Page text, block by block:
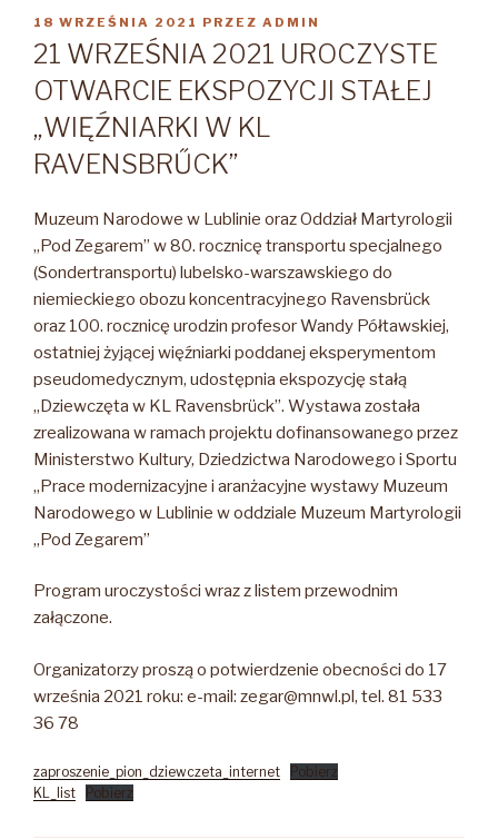
OPUBLIKOWANE
W
18 WRZEŚNIA 2021 PRZEZ ADMIN
21 WRZEŚNIA 2021 UROCZYSTE
OTWARCIE EKSPOZYCJI STAŁEJ
„WIĘŹNIARKI W KL
RAVENSBRŰCK”
Muzeum Narodowe w Lublinie oraz Oddział Martyrologii
„Pod Zegarem” w 80. rocznicę transportu specjalnego
(Sondertransportu) lubelsko-warszawskiego do
niemieckiego obozu koncentracyjnego Ravensbrück
oraz 100. rocznicę urodzin profesor Wandy Półtawskiej,
ostatniej żyjącej więźniarki poddanej eksperymentom
pseudomedycznym, udostępnia ekspozycję stałą
„Dziewczęta w KL Ravensbrück”. Wystawa została
zrealizowana w ramach projektu dofinansowanego przez
Ministerstwo Kultury, Dziedzictwa Narodowego i Sportu
„Prace modernizacyjne i aranżacyjne wystawy Muzeum
Narodowego w Lublinie w oddziale Muzeum Martyrologii
„Pod Zegarem”
Program uroczystości wraz z listem przewodnim
załączone.
Organizatorzy proszą o potwierdzenie obecności do 17
września 2021 roku: e-mail: zegar@mnwl.pl, tel. 81 533
36 78
zaproszenie_pion_dziewczeta_internet
Pobierz
KL_list
Pobierz